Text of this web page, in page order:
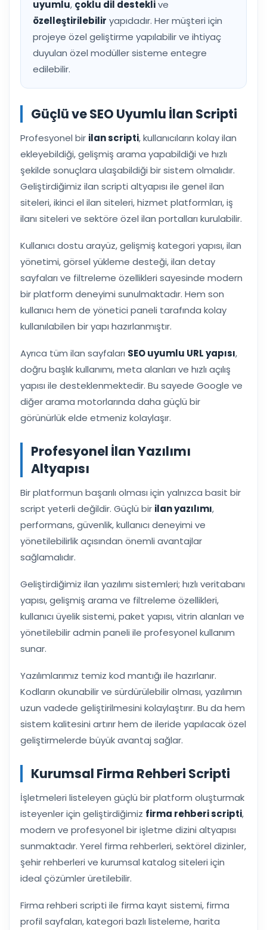
uyumlu, çoklu dil desteklive
özelleştirilebilir yapıdadır. Her müşteri için
projeye özel geliştirme yapılabilir ve ihtiyaç
duyulan özel modüller sisteme entegre
edilebilir.
Güçlü ve SEO Uyumlu İlan Scripti
Profesyonel bir ilan scripti, kullanıcıların kolay ilan
ekleyebildiği, gelişmiş arama yapabildiği ve hızlı
şekilde sonuçlara ulaşabildiği bir sistem olmalıdır.
Geliştirdiğimiz ilan scripti altyapısı ile genel ilan
siteleri, ikinci el ilan siteleri, hizmet platformları, iş
ilanı siteleri ve sektöre özel ilan portalları kurulabilir.
Kullanıcı dostu arayüz, gelişmiş kategori yapısı, ilan
yönetimi, görsel yükleme desteği, ilan detay
sayfaları ve filtreleme özellikleri sayesinde modern
bir platform deneyimi sunulmaktadır. Hem son
kullanıcı hem de yönetici paneli tarafında kolay
kullanılabilen bir yapı hazırlanmıştır.
Ayrıca tüm ilan sayfaları SEO uyumlu URL yapısı,
doğru başlık kullanımı, meta alanları ve hızlı açılış
yapısı ile desteklenmektedir. Bu sayede Google ve
diğer arama motorlarında daha güçlü bir
görünürlük elde etmeniz kolaylaşır.
Profesyonel İlan Yazılımı
Altyapısı
Bir platformun başarılı olması için yalnızca basit bir
script yeterli değildir. Güçlü bir ilan yazılımı,
performans, güvenlik, kullanıcı deneyimi ve
yönetilebilirlik açısından önemli avantajlar
sağlamalıdır.
Geliştirdiğimiz ilan yazılımı sistemleri; hızlı veritabanı
yapısı, gelişmiş arama ve filtreleme özellikleri,
kullanıcı üyelik sistemi, paket yapısı, vitrin alanları ve
yönetilebilir admin paneli ile profesyonel kullanım
sunar.
Yazılımlarımız temiz kod mantığı ile hazırlanır.
Kodların okunabilir ve sürdürülebilir olması, yazılımın
uzun vadede geliştirilmesini kolaylaştırır. Bu da hem
sistem kalitesini artırır hem de ileride yapılacak özel
geliştirmelerde büyük avantaj sağlar.
Kurumsal Firma Rehberi Scripti
İşletmeleri listeleyen güçlü bir platform oluşturmak
isteyenler için geliştirdiğimiz firma rehberi scripti,
modern ve profesyonel bir işletme dizini altyapısı
sunmaktadır. Yerel firma rehberleri, sektörel dizinler,
şehir rehberleri ve kurumsal katalog siteleri için
ideal çözümler üretilebilir.
Firma rehberi scripti ile firma kayıt sistemi, firma
profil sayfaları, kategori bazlı listeleme, harita